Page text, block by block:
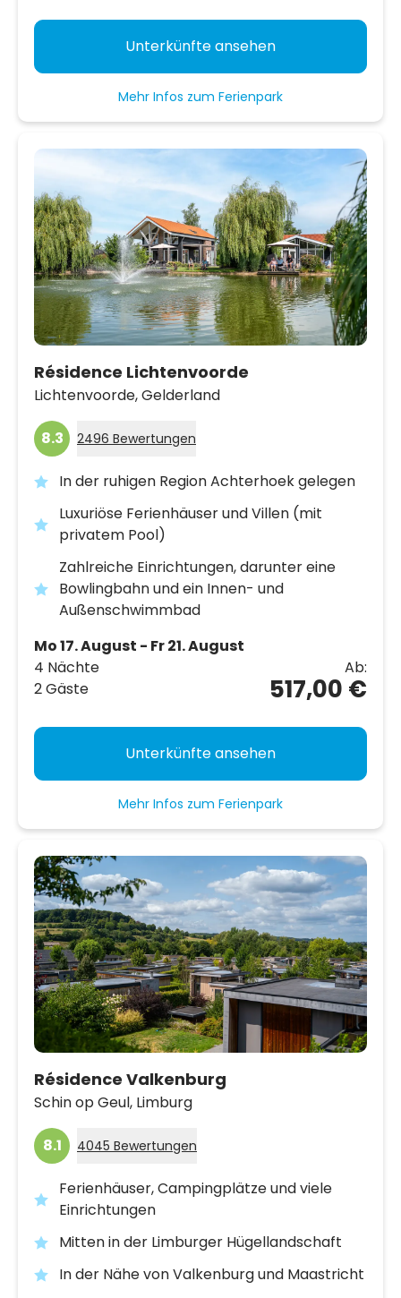
Unterkünfte ansehen
Mehr Infos zum Ferienpark
Résidence Lichtenvoorde
Lichtenvoorde,Gelderland
8.3 2496 Bewertungen
In der ruhigen Region Achterhoek gelegen
Luxuriöse Ferienhäuser und Villen (mit
privatem Pool)
Zahlreiche Einrichtungen, darunter eine
Bowlingbahn und ein Innen- und
Außenschwimmbad
Mo 17. August - Fr 21. August
4 Nächte
2 Gäste
Ab:
517,00 €
Unterkünfte ansehen
Mehr Infos zum Ferienpark
Résidence Valkenburg
Schin op Geul, Limburg
8.1 4045 Bewertungen
Ferienhäuser, Campingplätze und viele
Einrichtungen
Mitten in der Limburger Hügellandschaft
In der Nähe von Valkenburg und Maastricht